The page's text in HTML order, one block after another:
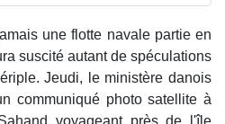
une flotte navale partie en
suscité autant de spéculations
Jeudi, le ministère danois
communiqué photo satellite à